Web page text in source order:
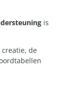
is
de